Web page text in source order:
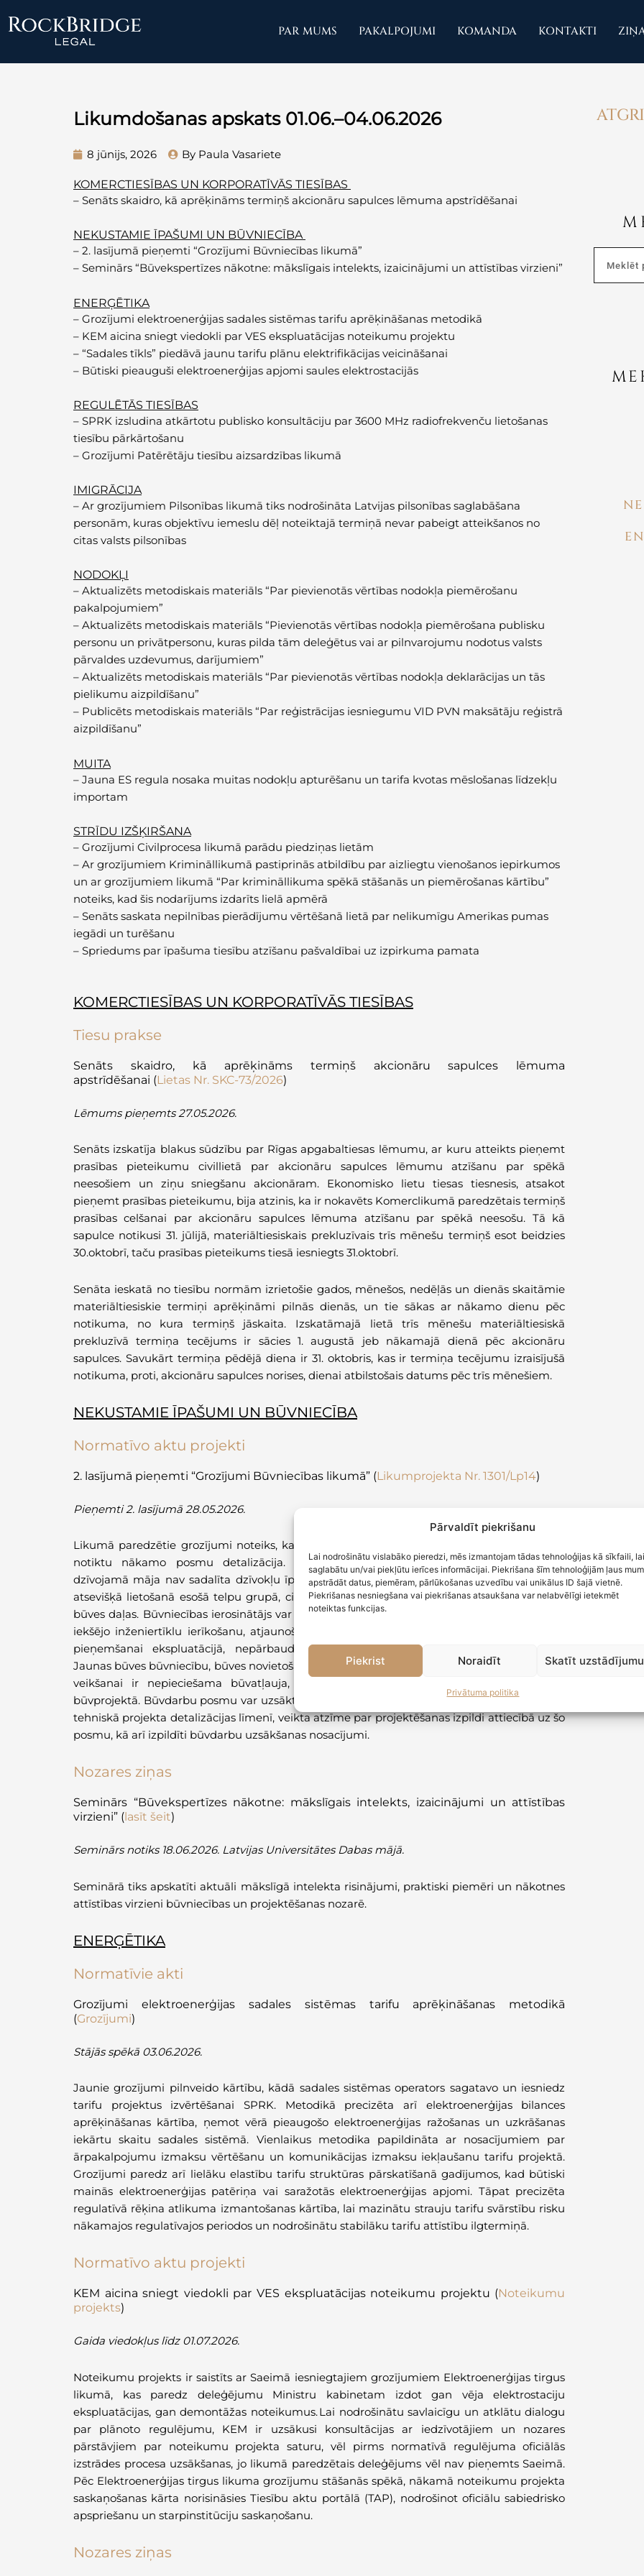
Pārvaldīt piekrišanu
Lai nodrošinātu vislabāko pieredzi, mēs izmantojam tādas tehnoloģijas kā sīkfaili, lai
saglabātu un/vai piekļūtu ierīces informācijai. Piekrišana šīm tehnoloģijām ļaus
apstrādāt datus, piemēram, pārlūkošanas uzvedību vai unikālus ID šajā vietnē.
Piekrišanas nesniegšana vai piekrišanas atsaukšana var nelabvēlīgi ietekmēt
noteiktas funkcijas.
Piekrist Noraidīt Skatīt
Privātuma politika
PAR MUMS PAKALPOJUMI KOMANDA KONTAKTI
Likumdošanas apskats 01.06.–04.06.2026
8 jūnijs, 2026 By Paula Vasariete
KOMERCTIESĪBAS UN KORPORATĪVĀS TIESĪBAS
– Senāts skaidro, kā aprēķināms termiņš akcionāru sapulces lēmuma apstrīdēšanai
NEKUSTAMIE ĪPAŠUMI UN BŪVNIECĪBA
– 2. lasījumā pieņemti “Grozījumi Būvniecības likumā”
– Seminārs “Būvekspertīzes nākotne: mākslīgais intelekts, izaicinājumi un attīstības virzieni”
ENERĢĒTIKA
– Grozījumi elektroenerģijas sadales sistēmas tarifu aprēķināšanas metodikā
– KEM aicina sniegt viedokli par VES ekspluatācijas noteikumu projektu
– “Sadales tīkls” piedāvā jaunu tarifu plānu elektrifikācijas veicināšanai
– Būtiski pieauguši elektroenerģijas apjomi saules elektrostacijās
REGULĒTĀS TIESĪBAS
– SPRK izsludina atkārtotu publisko konsultāciju par 3600 MHz radiofrekvenču lietošanas
tiesību pārkārtošanu
– Grozījumi Patērētāju tiesību aizsardzības likumā
IMIGRĀCIJA
– Ar grozījumiem Pilsonības likumā tiks nodrošināta Latvijas pilsonības saglabāšana
personām, kuras objektīvu iemeslu dēļ noteiktajā termiņā nevar pabeigt atteikšanos no
citas valsts pilsonības
NODOKĻI
– Aktualizēts metodiskais materiāls “Par pievienotās vērtības nodokļa piemērošanu
pakalpojumiem”
– Aktualizēts metodiskais materiāls “Pievienotās vērtības nodokļa piemērošana publisku
personu un privātpersonu, kuras pilda tām deleģētus vai ar pilnvarojumu nodotus valsts
pārvaldes uzdevumus, darījumiem”
– Aktualizēts metodiskais materiāls “Par pievienotās vērtības nodokļa deklarācijas un tās
pielikumu aizpildīšanu”
– Publicēts metodiskais materiāls “Par reģistrācijas iesniegumu VID PVN maksātāju reģistrā
aizpildīšanu”
MUITA
– Jauna ES regula nosaka muitas nodokļu apturēšanu un tarifa kvotas mēslošanas līdzekļu
importam
STRĪDU IZŠĶIRŠANA
– Grozījumi Civilprocesa likumā parādu piedziņas lietām
– Ar grozījumiem Krimināllikumā pastiprinās atbildību par aizliegtu vienošanos iepirkumos
un ar grozījumiem likumā “Par krimināllikuma spēkā stāšanās un piemērošanas kārtību”
noteiks, kad šis nodarījums izdarīts lielā apmērā
– Senāts saskata nepilnības pierādījumu vērtēšanā lietā par nelikumīgu Amerikas pumas
iegādi un turēšanu
– Spriedums par īpašuma tiesību atzīšanu pašvaldībai uz izpirkuma pamata
KOMERCTIESĪBAS UN KORPORATĪVĀS TIESĪBAS
Tiesu prakse
Senāts skaidro, kā aprēķināms termiņš akcionāru sapulces lēmuma
apstrīdēšanai (Lietas Nr. SKC-73/2026)
Lēmums pieņemts 27.05.2026.
Senāts izskatīja blakus sūdzību par Rīgas apgabaltiesas lēmumu, ar kuru atteikts pieņemt
prasības pieteikumu civillietā par akcionāru sapulces lēmumu atzīšanu par spēkā
neesošiem un ziņu sniegšanu akcionāram. Ekonomisko lietu tiesas tiesnesis, atsakot
pieņemt prasības pieteikumu, bija atzinis, ka ir nokavēts Komerclikumā paredzētais termiņš
prasības celšanai par akcionāru sapulces lēmuma atzīšanu par spēkā neesošu. Tā kā
sapulce notikusi 31. jūlijā, materiāltiesiskais prekluzīvais trīs mēnešu termiņš esot beidzies
30.oktobrī, taču prasības pieteikums tiesā iesniegts 31.oktobrī.
Senāta ieskatā no tiesību normām izrietošie gados, mēnešos, nedēļās un dienās skaitāmie
materiāltiesiskie termiņi aprēķināmi pilnās dienās, un tie sākas ar nākamo dienu pēc
notikuma, no kura termiņš jāskaita. Izskatāmajā lietā trīs mēnešu materiāltiesiskā
prekluzīvā termiņa tecējums ir sācies 1. augustā jeb nākamajā dienā pēc akcionāru
sapulces. Savukārt termiņa pēdējā diena ir 31. oktobris, kas ir termiņa tecējumu izraisījušā
notikuma, proti, akcionāru sapulces norises, dienai atbilstošais datums pēc trīs mēnešiem.
NEKUSTAMIE ĪPAŠUMI UN BŪVNIECĪBA
Normatīvo aktu projekti
2. lasījumā pieņemti “Grozījumi Būvniecības likumā” (Likumprojekta Nr. 1301/Lp14)
Pieņemti 2. lasījumā 28.05.2026.
Likumā paredzētie grozījumi noteiks, ka ļautu uzsākt būvdarbus vienā posmā, kamēr vēl
notiktu nākamo posmu detalizācija. kopīpašnieka piekrišana nav nepieciešama, ja
dzīvojamā māja nav sadalīta dzīvokļu īpašumos un būvniecības iecere paredz būvdarbus
atsevišķā lietošanā esošā telpu grupā, ciktāl šie būvdarbi neskar citas kopīpašumā esošās
būves daļas. Būvniecības ierosinātājs var prasīt būves ekspluatācijai nepieciešamo ārējo un
iekšējo inženiertīklu ierīkošanu, atjaunošanu vai pārbūvi paredzēt kā nosacījumus būves
pieņemšanai ekspluatācijā, nepārbaudot projektēšanas nosacījumu izpildes ietvaros.
Jaunas būves būvniecību, būves novietošanu vai pārbūvi var veikt pa posmiem, ja būvdarbu
veikšanai ir nepieciešama būvatļauja, šos būvdarbu posmus nosakot un pamatojot
būvprojektā. Būvdarbu posmu var uzsākt, ja attiecīgajam posmam ir izstrādāts būvprojekts
tehniskā projekta detalizācijas līmenī, veikta atzīme par projektēšanas izpildi attiecībā uz šo
posmu, kā arī izpildīti būvdarbu uzsākšanas nosacījumi.
Nozares ziņas
Seminārs “Būvekspertīzes nākotne: mākslīgais intelekts, izaicinājumi un attīstības
virzieni” ( lasīt šeit)
Seminārs notiks 18.06.2026. Latvijas Universitātes Dabas mājā.
Seminārā tiks apskatīti aktuāli mākslīgā intelekta risinājumi, praktiski piemēri un nākotnes
attīstības virzieni būvniecības un projektēšanas nozarē.
ENERĢĒTIKA
Normatīvie akti
Grozījumi elektroenerģijas sadales sistēmas tarifu aprēķināšanas metodikā
(Grozījumi)
Stājās spēkā 03.06.2026.
Jaunie grozījumi pilnveido kārtību, kādā sadales sistēmas operators sagatavo un iesniedz
tarifu projektus izvērtēšanai SPRK. Metodikā precizēta arī elektroenerģijas bilances
aprēķināšanas kārtība, ņemot vērā pieaugošo elektroenerģijas ražošanas un uzkrāšanas
iekārtu skaitu sadales sistēmā. Vienlaikus metodika papildināta ar nosacījumiem par
ārpakalpojumu izmaksu vērtēšanu un komunikācijas izmaksu iekļaušanu tarifu projektā.
Grozījumi paredz arī lielāku elastību tarifu struktūras pārskatīšanā gadījumos, kad būtiski
mainās elektroenerģijas patēriņa vai saražotās elektroenerģijas apjomi. Tāpat precizēta
regulatīvā rēķina atlikuma izmantošanas kārtība, lai mazinātu strauju tarifu svārstību risku
nākamajos regulatīvajos periodos un nodrošinātu stabilāku tarifu attīstību ilgtermiņā.
Normatīvo aktu projekti
KEM aicina sniegt viedokli par VES ekspluatācijas noteikumu projektu (Noteikumu
projekts)
Gaida viedokļus līdz 01.07.2026.
Noteikumu projekts ir saistīts ar Saeimā iesniegtajiem grozījumiem Elektroenerģijas tirgus
likumā, kas paredz deleģējumu Ministru kabinetam izdot gan vēja elektrostaciju
ekspluatācijas, gan demontāžas noteikumus. Lai nodrošinātu savlaicīgu un atklātu dialogu
par plānoto regulējumu, KEM ir uzsākusi konsultācijas ar iedzīvotājiem un nozares
pārstāvjiem par noteikumu projekta saturu, vēl pirms normatīvā regulējuma oficiālās
izstrādes procesa uzsākšanas, jo likumā paredzētais deleģējums vēl nav pieņemts Saeimā.
Pēc Elektroenerģijas tirgus likuma grozījumu stāšanās spēkā, nākamā noteikumu projekta
saskaņošanas kārta norisināsies Tiesību aktu portālā (TAP), nodrošinot oficiālu sabiedrisko
apspriešanu un starpinstitūciju saskaņošanu.
Nozares ziņas